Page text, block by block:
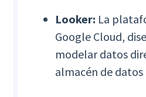
Looker: La
Google Cloud,
modelar datos
almacén de